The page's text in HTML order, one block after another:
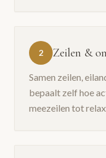
2 Zeilen &
Samen zeilen,
bepaalt zelf hoe
meezeilen tot